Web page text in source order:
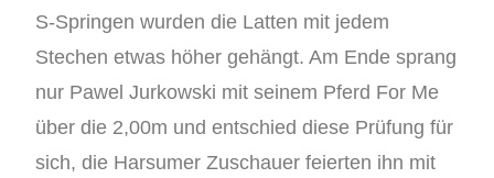
S-Springen wurden die Latten mit jedem
Stechen etwas höher gehängt. Am Ende sprang
nur Pawel Jurkowski mit seinem Pferd For Me
über die 2,00m und entschied diese Prüfung für
sich, die Harsumer Zuschauer feierten ihn mit